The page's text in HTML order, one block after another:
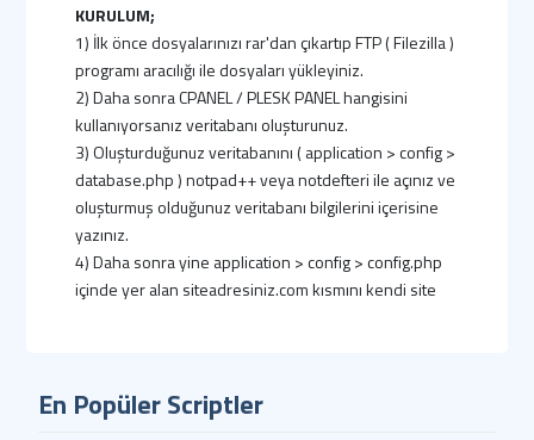
KURULUM;
1) İlk önce dosyalarınızı rar'dan çıkartıp FTP ( Filezilla )
programı aracılığı ile dosyaları yükleyiniz.
2) Daha sonra CPANEL / PLESK PANEL hangisini
kullanıyorsanız veritabanı oluşturunuz.
3) Oluşturduğunuz veritabanını ( application > config >
database.php ) notpad++ veya notdefteri ile açınız ve
oluşturmuş olduğunuz veritabanı bilgilerini içerisine
yazınız.
4) Daha sonra yine application > config > config.php
içinde yer alan siteadresiniz.com kısmını kendi site
içeri aktaralım.
En Popüler Scriptler